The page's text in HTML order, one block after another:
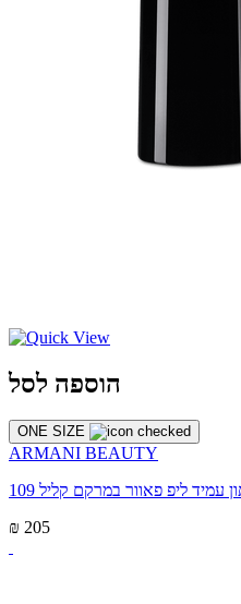
הוספה לסל
ONE SIZE
ARMANI BEAUTY
עמיד ליפ פאוור במרקם קליל 109
₪ 205